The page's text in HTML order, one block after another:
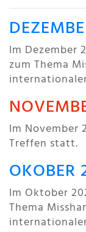
Im Dezember
zum Thema
Im November
Treffen statt.
OKOBER
Im Oktober
Thema